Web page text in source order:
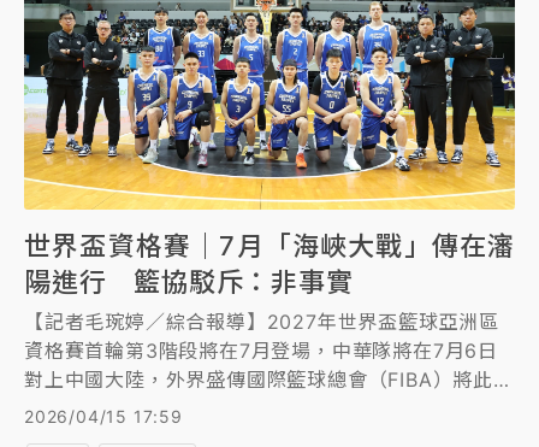
世界盃資格賽｜7月「海峽大戰」傳在瀋
陽進行 籃協駁斥：非事實
【記者毛琬婷／綜合報導】2027年世界盃籃球亞洲區
資格賽首輪第3階段將在7月登場，中華隊將在7月6日
對上中國大陸，外界盛傳國際籃球總會（FIBA）將此戰
改到中國瀋陽舉行，對此，中華籃球協會15日特發聲明
2026/04/15 17:59